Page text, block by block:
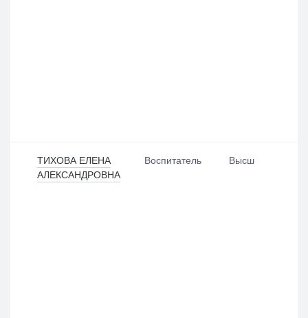
ТИХОВА ЕЛЕНА
АЛЕКСАНДРОВНА
Воспитатель Высш